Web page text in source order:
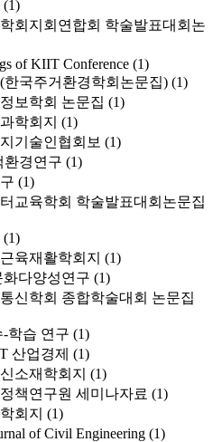
(1)
회지회연합회 학술발표대회논
of KIIT Conference (1)
한국주거환경학회논문집) (1)
보학회 논문집 (1)
학회지 (1)
기술인협회보 (1)
환경연구 (1)
(1)
교육학회 학술발표대회논문집
(1)
육재활학회지 (1)
화다양성연구 (1)
신학회 종합학술대회 논문집
학습 연구 (1)
산업경제 (1)
소재학회지 (1)
책연구원 세미나자료 (1)
회지 (1)
of Civil Engineering (1)